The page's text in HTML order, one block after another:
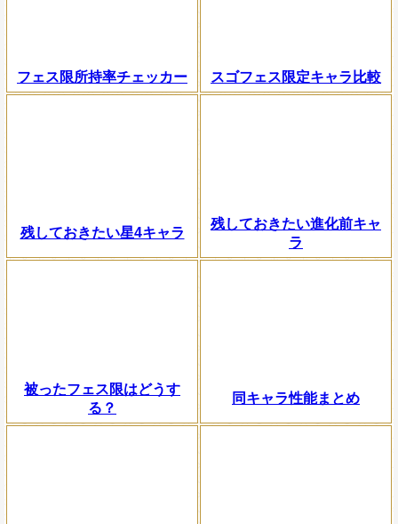
フェス限所持率チェッカー スゴフェス限定キャラ比較
残しておきたい星4キャラ
残しておきたい進化前キャ
ラ
被ったフェス限はどうす
る？
同キャラ性能まとめ